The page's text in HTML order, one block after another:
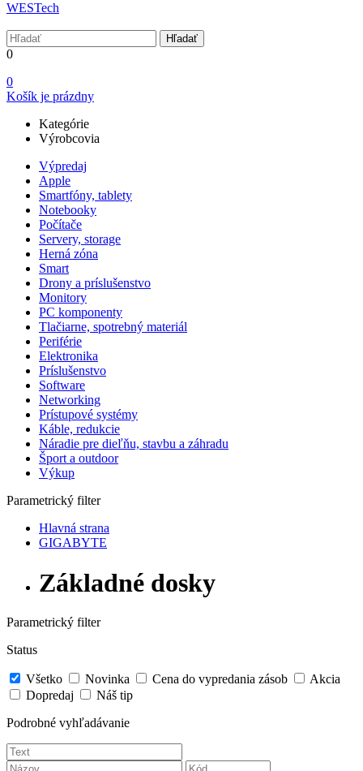
WESTech
Hľadať
0
0
Košík je prázdny
Kategórie
Výrobcovia
Výpredaj
Apple
Smartfóny, tablety
Notebooky
Počítače
Servery, storage
Herná zóna
Smart
Drony a príslušenstvo
Monitory
PC komponenty
Tlačiarne, spotrebný materiál
Periférie
Elektronika
Príslušenstvo
Software
Networking
Prístupové systémy
Káble, redukcie
Náradie pre dieľňu, stavbu a záhradu
Šport a outdoor
Výkup
Parametrický filter
Hlavná strana
GIGABYTE
Základné dosky
Parametrický filter
Status
Všetko Novinka Cena do vypredania zásob
Akcia
Dopredaj
Náš tip
Podrobné vyhľadávanie